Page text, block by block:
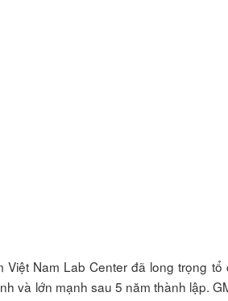
Nam Lab Center đã long trọng tổ
và lớn mạnh sau 5 năm thành lập.